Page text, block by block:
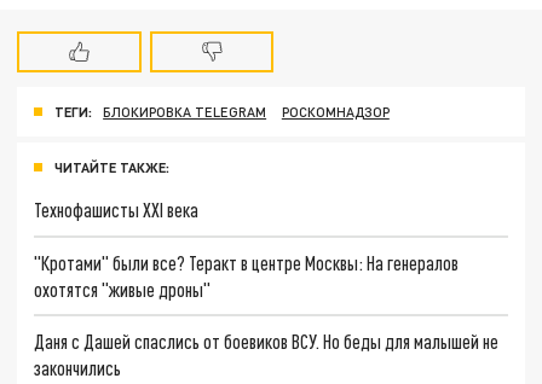
ТЕГИ: БЛОКИРОВКА TELEGRAM РОСКОМНАДЗОР
ЧИТАЙТЕ ТАКЖЕ:
Технофашисты XXI века
"Кротами" были все? Теракт в центре Москвы: На генералов
охотятся "живые дроны"
Даня с Дашей спаслись от боевиков ВСУ. Но беды для малышей не
закончились